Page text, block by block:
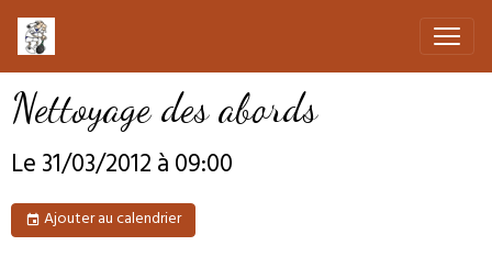
Nettoyage des abords
Le 31/03/2012à 09:00
Ajouter au calendrier